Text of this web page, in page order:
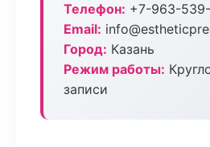
Телефон: +7-963-
Email:
Город: Казань
Режим работы:
записи